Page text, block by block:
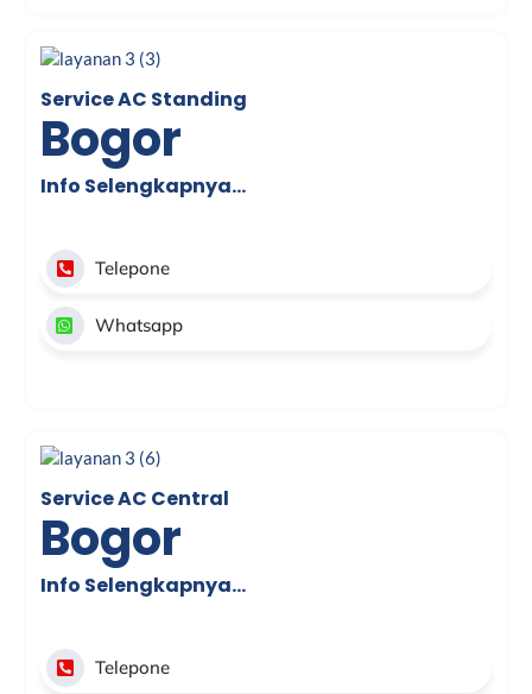
Service AC Standing
Bogor
Info Selengkapnya…
Telepone
Whatsapp
Service AC Central
Bogor
Info Selengkapnya…
Telepone